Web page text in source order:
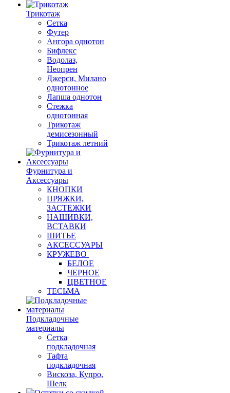
Трикотаж
Сетка
Футер
Ангора однотон
Бифлекс
Водолаз,
Неопрен
Джерси, Милано
однотонное
Лапша однотон
Стежка
однотонная
Трикотаж
демисезонный
Трикотаж летний
Фурнитура и
Аксессуары
КНОПКИ
ПРЯЖКИ,
ЗАСТЕЖКИ
НАШИВКИ,
ВСТАВКИ
ШИТЬЕ
АКСЕССУАРЫ
КРУЖЕВО
БЕЛОЕ
ЧЕРНОЕ
ЦВЕТНОЕ
ТЕСЬМА
Подкладочные
материалы
Сетка
подкладочная
Тафта
подкладочная
Вискоза, Купро,
Шелк